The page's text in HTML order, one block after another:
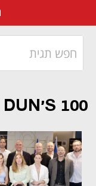
DUN'S 100